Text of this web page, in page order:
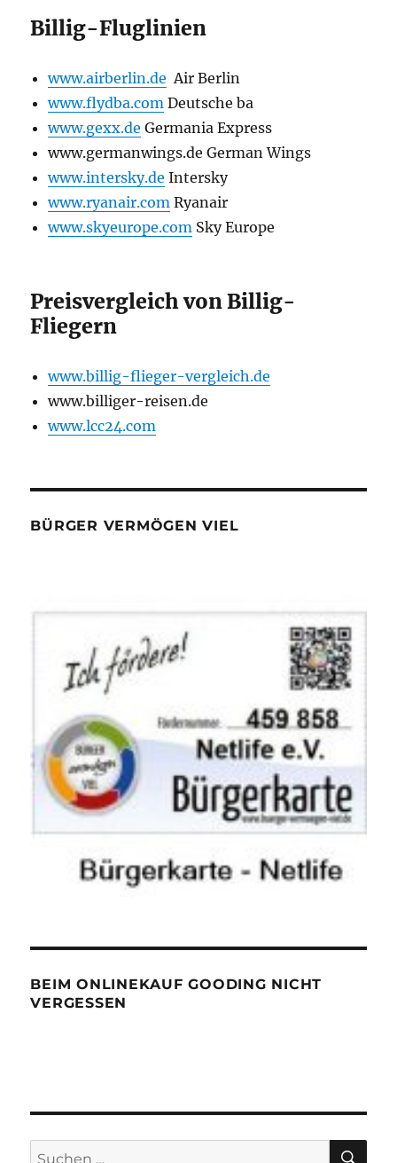
Billig-Fluglinien
www.airberlin.de Air Berlin
www.flydba.com Deutsche ba
www.gexx.de Germania Express
www.germanwings.de German Wings
www.intersky.de Intersky
www.ryanair.com Ryanair
www.skyeurope.com Sky Europe
Preisvergleich von Billig-
Fliegern
www.billig-flieger-vergleich.de
www.billiger-reisen.de
www.lcc24.com
BÜRGER VERMÖGEN VIEL
BEIM ONLINEKAUF GOODING NICHT
VERGESSEN
Suchen